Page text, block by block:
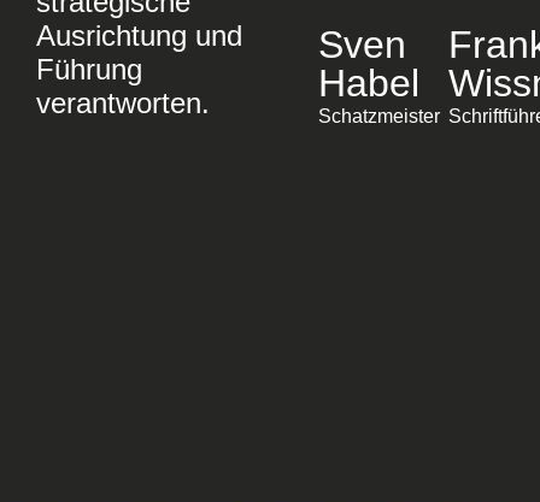
Ausrichtung und
Führung
verantworten.
Sven
Habel
Schatzmeister